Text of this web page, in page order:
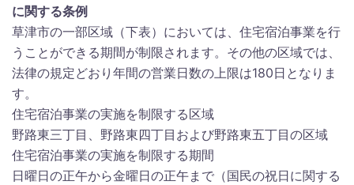
に関する条例
草津市の一部区域（下表）においては、住宅宿泊事業を行
うことができる期間が制限されます。その他の区域では、
法律の規定どおり年間の営業日数の上限は180日となりま
す。
住宅宿泊事業の実施を制限する区域
野路東三丁目、野路東四丁目および野路東五丁目の区域
住宅宿泊事業の実施を制限する期間
日曜日の正午から金曜日の正午まで（国民の祝日に関する